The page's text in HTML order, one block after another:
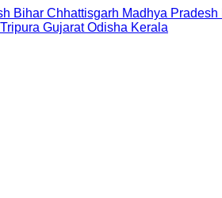
Bihar Chhattisgarh Madhya Pradesh
Tripura Gujarat Odisha Kerala